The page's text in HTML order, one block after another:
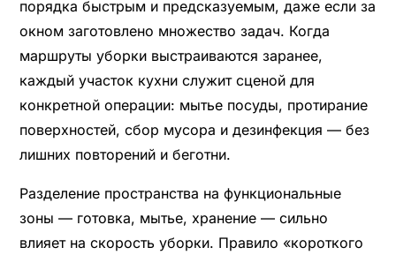
порядка быстрым и предсказуемым, даже если за
окном заготовлено множество задач. Когда
маршруты уборки выстраиваются заранее,
каждый участок кухни служит сценой для
конкретной операции: мытье посуды, протирание
поверхностей, сбор мусора и дезинфекция — без
лишних повторений и беготни.
Разделение пространства на функциональные
зоны — готовка, мытье, хранение — сильно
влияет на скорость уборки. Правило «короткого